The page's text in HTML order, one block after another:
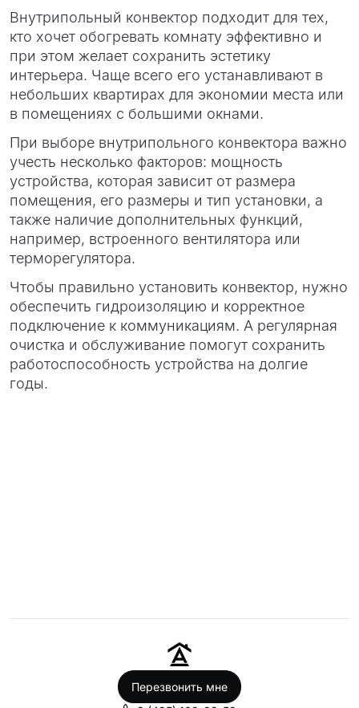
Внутрипольный конвектор подходит для тех,
кто хочет обогревать комнату эффективно и
при этом желает сохранить эстетику
интерьера. Чаще всего его устанавливают в
небольших квартирах для экономии места или
в помещениях с большими окнами.
При выборе внутрипольного конвектора важно
учесть несколько факторов: мощность
устройства, которая зависит от размера
помещения, его размеры и тип установки, а
также наличие дополнительных функций,
например, встроенного вентилятора или
терморегулятора.
Чтобы правильно установить конвектор, нужно
обеспечить гидроизоляцию и корректное
подключение к коммуникациям. А регулярная
очистка и обслуживание помогут сохранить
работоспособность устройства на долгие
годы.
Перезвонить мне